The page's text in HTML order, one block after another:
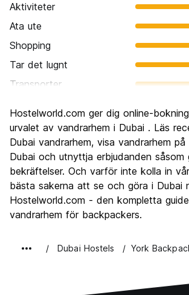
Aktiviteter
Ata ute
Shopping
Tar det lugnt
Transporter
Kultur
Festa
Värde för pengarna
Hostelworld.com ger dig online-
urvalet av vandrarhem i Dubai . Läs
Dubai vandrarhem, visa vandrarhem
Dubai och utnyttja erbjudanden såsom
bekräftelser. Och varför inte kolla in
bästa sakerna att se och göra i Dubai
Hostelworld.com - den kompletta
vandrarhem för backpackers.
Dubai Hostels York